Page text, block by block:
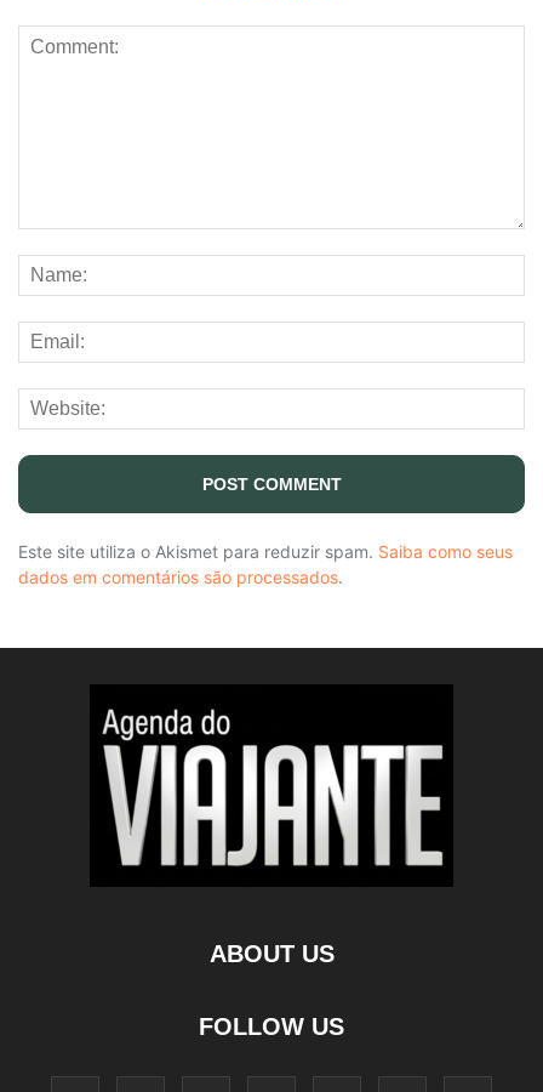
Este site utiliza o Akismet para reduzir spam. Saiba como seus
dados em comentários são processados.
ABOUT US
FOLLOW US